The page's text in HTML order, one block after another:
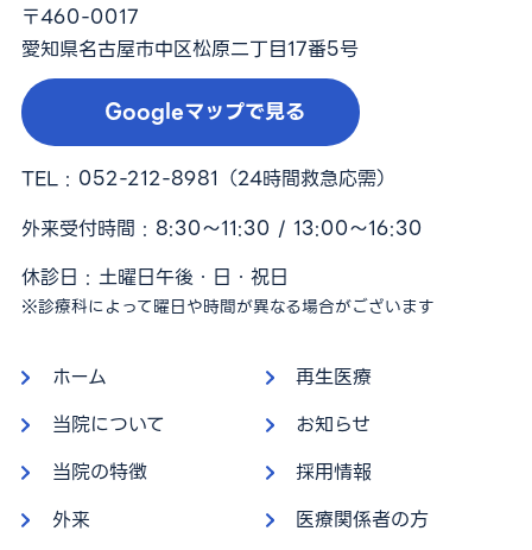
〒460-0017
愛知県名古屋市中区松原二丁目17番5号
Googleマップで見る
TEL : 052-212-8981 （24時間救急応需）
外来受付時間 : 8:30〜11:30 / 13:00〜16:30
休診日 : 土曜日午後・日・祝日
※診療科によって曜日や時間が異なる場合がございます
ホーム
当院について
当院の特徴
外来
再生医療
お知らせ
採用情報
医療関係者の方